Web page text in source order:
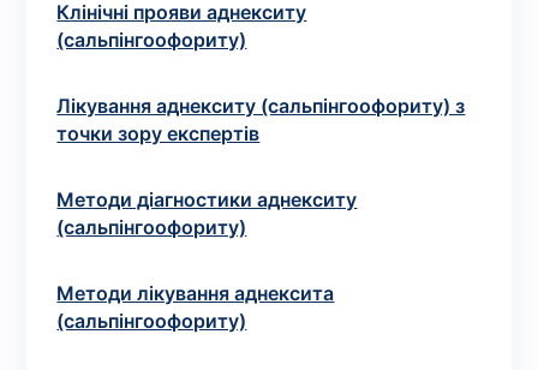
Клінічні прояви аднекситу
(сальпінгоофориту)
Лікування аднекситу (сальпінгоофориту) з
точки зору експертів
Методи діагностики аднекситу
(сальпінгоофориту)
Методи лікування аднексита
(сальпінгоофориту)
Якщо ви не знаєте, які аналізи вам необхідні,
запишіться до лікаря
* Адміністрація клініки вживає всіх заходів для
рекомендуємо уточнювати вартість та терміни
виконання досліджень за телефонами, вказаними на